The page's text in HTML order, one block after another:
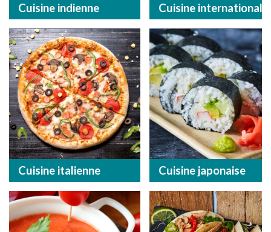
Cuisine indienne Cuisine internationale
Cuisine italienne Cuisine japonaise